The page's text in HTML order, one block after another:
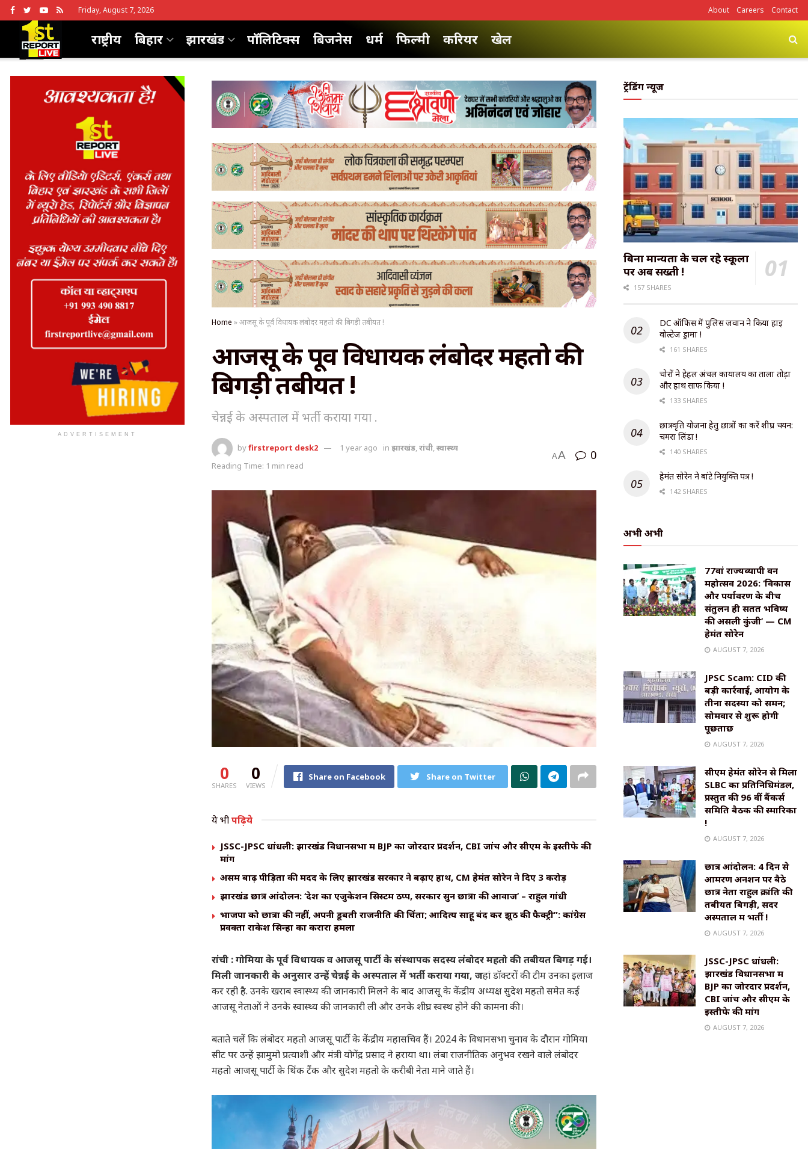
Friday, August 7, 2026 About Careers Contact
राष्ट्रीय बिहार झारखंड पॉलिटिक्स बिजनेस धर्म फिल्मी करियर खेल
Home »आजसू के पूर्व विधायक लंबोदर महतो की बिगड़ी तबीयत !
आजसू के पूर्व विधायक लंबोदर महतो की
बिगड़ी तबीयत !
चेन्नई के अस्पताल में भर्ती कराया गया .
byfirstreport desk2 1 year ago in झारखंड,रांची,स्वास्थ्य
Reading Time: 1 min read
AA 0
0
SHARES
0
VIEWS
Share on Facebook Share on Twitter
ये भीपढ़िये
JSSC-JPSC धांधली: झारखंड विधानसभा में BJP का जोरदार प्रदर्शन, CBI जांच और सीएम के इस्तीफे की
मांग
असम बाढ़ पीड़ितों की मदद के लिए झारखंड सरकार ने बढ़ाए हाथ, CM हेमंत सोरेन ने दिए ₹3 करोड़
झारखंड छात्र आंदोलन: ‘देश का एजुकेशन सिस्टम ठप्प, सरकारें सुनें छात्रों की आवाज’ – राहुल गांधी
भाजपा को छात्रों की नहीं, अपनी डूबती राजनीति की चिंता; आदित्य साहू बंद करें झूठ की फैक्ट्री”: कांग्रेस
प्रवक्ता राकेश सिन्हा का करारा हमला
रांची : गोमिया के पूर्व विधायक व आजसू पार्टी के संस्थापक सदस्य लंबोदर महतो की तबीयत बिगड़ गई।
मिली जानकारी के अनुसार उन्हें चेन्नई के अस्पताल में भर्ती कराया गया, जहां डॉक्टरों की टीम उनका इलाज
कर रही है. उनके खराब स्वास्थ्य की जानकारी मिलने के बाद आजसू के केंद्रीय अध्यक्ष सुदेश महतो समेत कई
आजसू नेताओं ने उनके स्वास्थ्य की जानकारी ली और उनके शीघ्र स्वस्थ होने की कामना की।
बताते चलें कि लंबोदर महतो आजसू पार्टी के केंद्रीय महासचिव हैं। 2024 के विधानसभा चुनाव के दौरान गोमिया
सीट पर उन्हें झामुमो प्रत्याशी और मंत्री योगेंद्र प्रसाद ने हराया था। लंबा राजनीतिक अनुभव रखने वाले लंबोदर
महतो आजसू पार्टी के थिंक टैंक और सुदेश महतो के करीबी नेता माने जाते हैं।
ADVERTISEMENT
ट्रेंडिंग न्यूज
बिना मान्यता के चल रहे स्कूलों
पर अब सख्ती !
157 SHARES
DC ऑफिस में पुलिस जवान ने किया हाई
वोल्टेज ड्रामा !
161 SHARES
चोरों ने हेहल अंचल कार्यालय का ताला तोड़ा
और हाथ साफ किया !
133 SHARES
छात्रवृति योजना हेतु छात्रों का करें शीघ्र चयन:
चमरा लिंडा !
140 SHARES
हेमंत सोरेन ने बांटे नियुक्ति पत्र !
142 SHARES
अभी अभी
77वां राज्यव्यापी वन
महोत्सव 2026: ‘विकास
और पर्यावरण के बीच
संतुलन ही सतत भविष्य
की असली कुंजी’ — CM
हेमंत सोरेन
AUGUST 7, 2026
JPSC Scam: CID की
बड़ी कार्रवाई, आयोग के
तीनों सदस्यों को समन;
सोमवार से शुरू होगी
पूछताछ
AUGUST 7, 2026
सीएम हेमंत सोरेन से मिला
SLBC का प्रतिनिधिमंडल,
प्रस्तुत की 96 वीं बैंकर्स
समिति बैठक की स्मारिका
!
AUGUST 7, 2026
छात्र आंदोलन: 4 दिन से
आमरण अनशन पर बैठे
छात्र नेता राहुल क्रांति की
तबीयत बिगड़ी, सदर
अस्पताल में भर्ती !
AUGUST 7, 2026
JSSC-JPSC धांधली:
झारखंड विधानसभा में
BJP का जोरदार प्रदर्शन,
CBI जांच और सीएम के
इस्तीफे की मांग
AUGUST 7, 2026